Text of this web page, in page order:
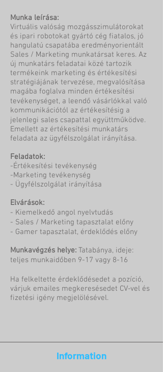
Munka leírása:
Virtuális valóság mozgásszimulátorokat
és ipari robotokat gyártó cég fiatalos, jó
hangulatú csapatába eredményorientált
Sales / Marketing munkatársat keres. Az
új munkatárs feladatai közé tartozik
termékeink marketing és értékesítési
stratégiájának tervezése, megvalósítása
magába foglalva minden értékesítési
tevékenységet, a leendő vásárlókkal való
kommunikációtól az értékesítésig a
jelenlegi sales csapattal együttműködve.
Emellett az értékesítési munkatárs
feladata az ügyfélszolgálat irányítása.
Feladatok:
-Értékesítési tevékenység
-Marketing tevékenység
- Ügyfélszolgálat irányítása
Elvárások:
- Kiemelkedő angol nyelvtudás
- Sales / Marketing tapasztalat előny
- Gamer tapasztalat, érdeklődés előny
Munkavégzés helye: Tatabánya, ideje:
teljes munkaidőben 9-17 vagy 8-16
Ha felkeltette érdeklődésedet a pozíció,
várjuk emailes megkeresésedet CV-vel és
fizetési igény megjelölésével.
Information